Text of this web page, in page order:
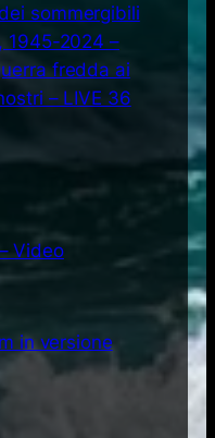
sommergibili
1945-2024 –
fredda ai
– LIVE 36
Video
in versione